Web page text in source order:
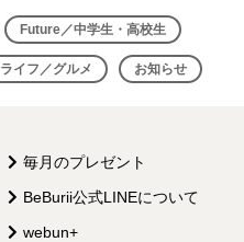
Future／中学生・高校生
ライフ／グルメ お知らせ
毎月のプレゼント
BeBurii公式LINEについて
webun+